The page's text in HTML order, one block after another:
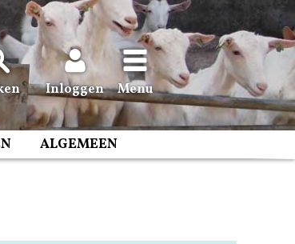
Inloggen Menu
ALGEMEEN